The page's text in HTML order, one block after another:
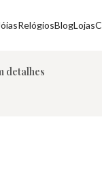
RelógiosBlogLojas
detalhes